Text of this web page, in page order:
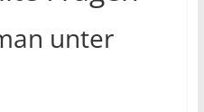
unter